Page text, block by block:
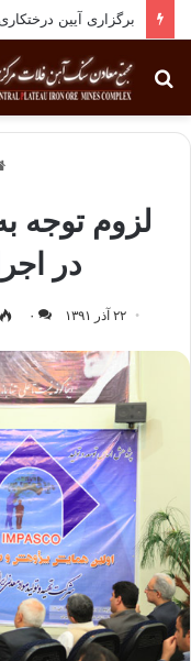
برگزاری آیین درختکاری به یاد ۲۵۸شهید
جستجو
برای
لزوم توجه
در
۲۲ آذر ۱۳۹۱ ۰